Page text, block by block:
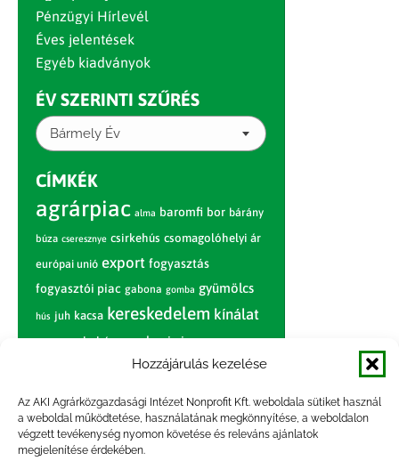
Hozzájárulás kezelése
Az AKI Agrárközgazdasági Intézet Nonprofit Kft. weboldala sütiket használ
a weboldal működtetése, használatának megkönnyítése, a weboldalon
végzett tevékenység nyomon követése és releváns ajánlatok
megjelenítése érdekében.
Pénzügyi Hírlevél
Éves jelentések
Egyéb kiadványok
ÉV SZERINTI SZŰRÉS
Bármely Év
CÍMKÉK
agrárpiac alma baromfi bor bárány
búza cseresznye csirkehús csomagolóhelyi ár
európai unió export fogyasztás
fogyasztói piac gabona gomba gyümölcs
hús juh kacsa kereskedelem kínálat
körte marhahús nagybani piac narancs
nemzetközi árinformációk
paradicsom piac piaci jelentés
pulyka pulykahús sertés sertéshús
szarvasmarha termelés
termelői